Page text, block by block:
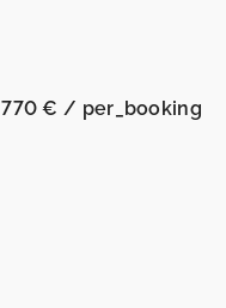
770 € / per_booking